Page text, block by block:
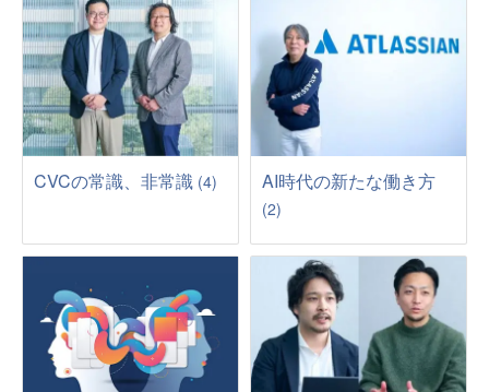
CVCの常識、非常識 (4) AI時代の新たな働き方
(2)